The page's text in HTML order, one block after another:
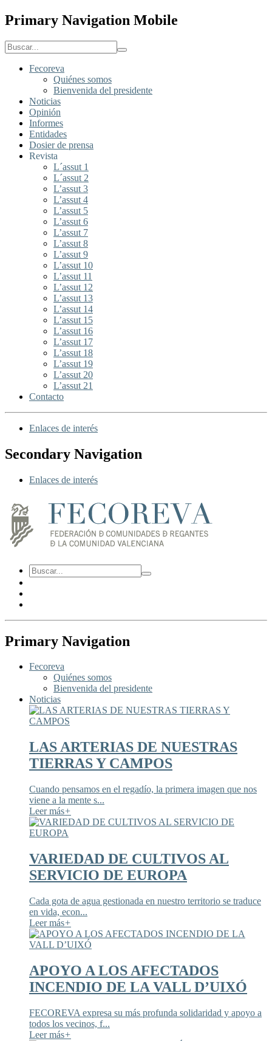
Primary Navigation Mobile
Fecoreva
Quiénes somos
Bienvenida del presidente
Noticias
Opinión
Informes
Entidades
Dosier de prensa
Revista
L´assut 1
L´assut 2
L’assut 3
L’assut 4
L’assut 5
L’assut 6
L’assut 7
L’assut 8
L’assut 9
L’assut 10
L’assut 11
L’assut 12
L’assut 13
L’assut 14
L’assut 15
L’assut 16
L’assut 17
L’assut 18
L’assut 19
L’assut 20
L’assut 21
Contacto
Enlaces de interés
Secondary Navigation
Enlaces de interés
Primary Navigation
Fecoreva
Quiénes somos
Bienvenida del presidente
Noticias
LAS ARTERIAS DE NUESTRAS
TIERRAS Y CAMPOS
Cuando pensamos en el regadío, la primera imagen que nos
viene a la mente s...
Leer más+
VARIEDAD DE CULTIVOS AL
SERVICIO DE EUROPA
Cada gota de agua gestionada en nuestro territorio se traduce
en vida, econ...
Leer más+
APOYO A LOS AFECTADOS
INCENDIO DE LA VALL D’UIXÓ
FECOREVA expresa su más profunda solidaridad y apoyo a
todos los vecinos, f...
Leer más+